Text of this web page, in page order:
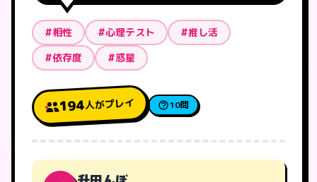
#相性 #心理テスト
#推し活
#依存度
#惑星
194人がプレイ 10問